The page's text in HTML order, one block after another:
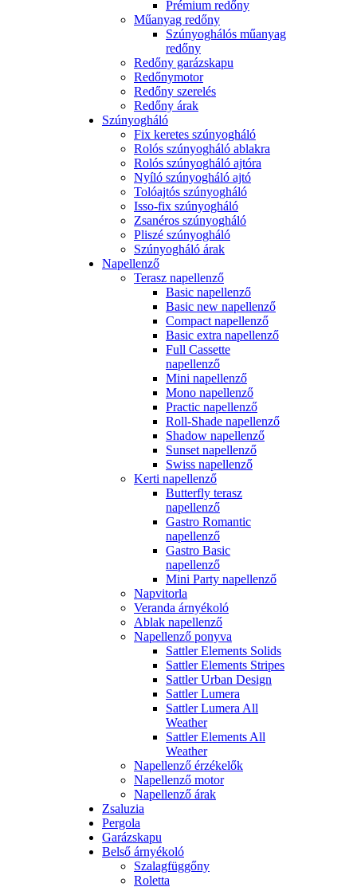
Prémium redőny
Műanyag redőny
Szúnyoghálós műanyag
redőny
Redőny garázskapu
Redőnymotor
Redőny szerelés
Redőny árak
Szúnyogháló
Fix keretes szúnyogháló
Rolós szúnyogháló ablakra
Rolós szúnyogháló ajtóra
Nyíló szúnyogháló ajtó
Tolóajtós szúnyogháló
Isso-fix szúnyogháló
Zsanéros szúnyogháló
Pliszé szúnyogháló
Szúnyogháló árak
Napellenző
Terasz napellenző
Basic napellenző
Basic new napellenző
Compact napellenző
Basic extra napellenző
Full Cassette
napellenző
Mini napellenző
Mono napellenző
Practic napellenző
Roll-Shade napellenző
Shadow napellenző
Sunset napellenző
Swiss napellenző
Kerti napellenző
Butterfly terasz
napellenző
Gastro Romantic
napellenző
Gastro Basic
napellenző
Mini Party napellenző
Napvitorla
Veranda árnyékoló
Ablak napellenző
Napellenző ponyva
Sattler Elements Solids
Sattler Elements Stripes
Sattler Urban Design
Sattler Lumera
Sattler Lumera All
Weather
Sattler Elements All
Weather
Napellenző érzékelők
Napellenző motor
Napellenző árak
Zsaluzia
Pergola
Garázskapu
Belső árnyékoló
Szalagfüggőny
Roletta